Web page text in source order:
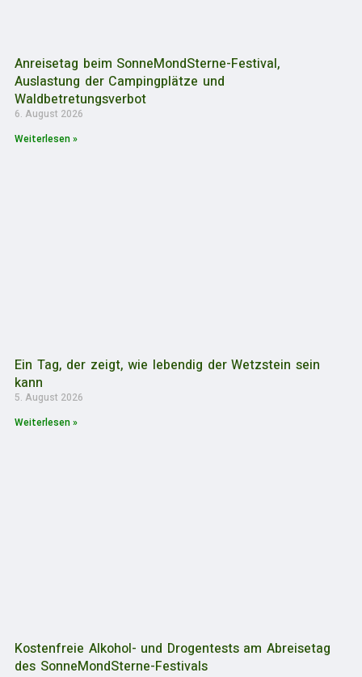
Anreisetag beim SonneMondSterne-Festival,
Auslastung der Campingplätze und
Waldbetretungsverbot
6. August 2026
Weiterlesen »
Ein Tag, der zeigt, wie lebendig der Wetzstein sein
kann
5. August 2026
Weiterlesen »
Kostenfreie Alkohol- und Drogentests am Abreisetag
des SonneMondSterne-Festivals